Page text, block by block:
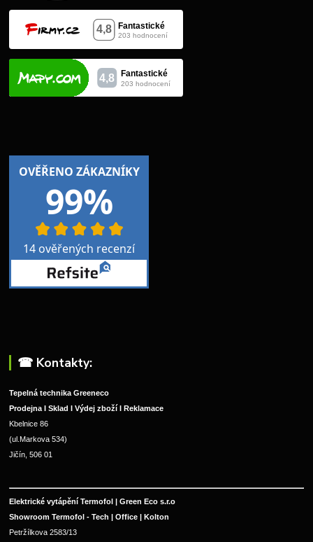
☎︎ Kontakty:
Tepelná technika Greeneco
Prodejna I Sklad I Výdej zboží I Reklamace
Kbelnice 86
(ul.Markova 534)
Jičín, 506 01
Elektrické vytápění Termofol | Green Eco s.r.o
Showroom Termofol - Tech | Office | Kolton
Petržílkova 2583/13